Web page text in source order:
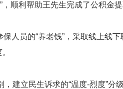
顺利帮助王先生完成了公积金
人员的“养老钱”，采取线上线下
，建立民生诉求的“温度-烈度”分